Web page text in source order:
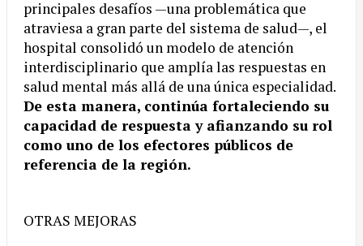
principales desafíos —una problemática que
atraviesa a gran parte del sistema de salud—, el
hospital consolidó un modelo de atención
interdisciplinario que amplía las respuestas en
salud mental más allá de una única especialidad.
De esta manera, continúa fortaleciendo su
capacidad de respuesta y afianzando su rol
como uno de los efectores públicos de
referencia de la región.
OTRAS MEJORAS